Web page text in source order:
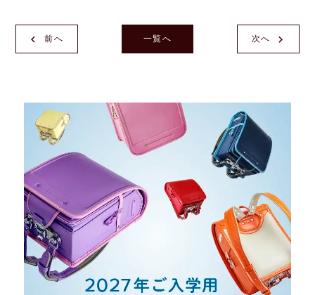
前へ 次へ
一覧へ